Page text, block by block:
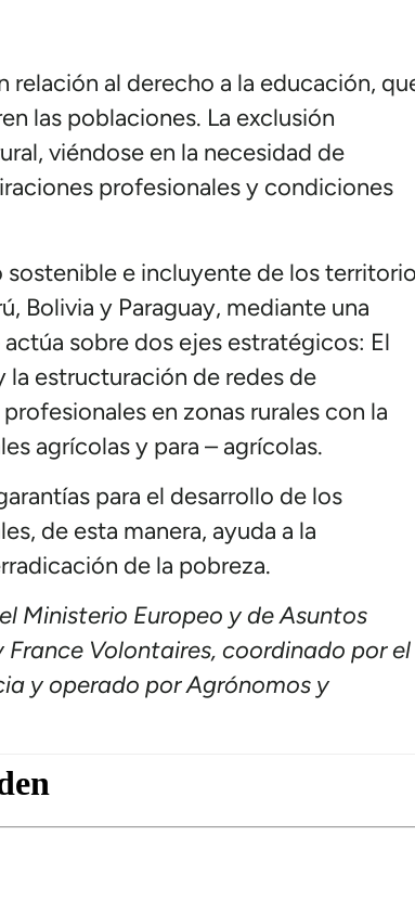
relación al derecho a la educación,
las poblaciones. La exclusión
viéndose en la necesidad de
profesionales y condiciones
e incluyente de los
Bolivia y Paraguay, mediante una
sobre dos ejes estratégicos: El
estructuración de redes de
en zonas rurales con la
agrícolas y para – agrícolas.
para el desarrollo de los
de esta manera, ayuda a la
de la pobreza.
Ministerio Europeo y de Asuntos
Volontaires, coordinado por el
y operado por Agrónomos y